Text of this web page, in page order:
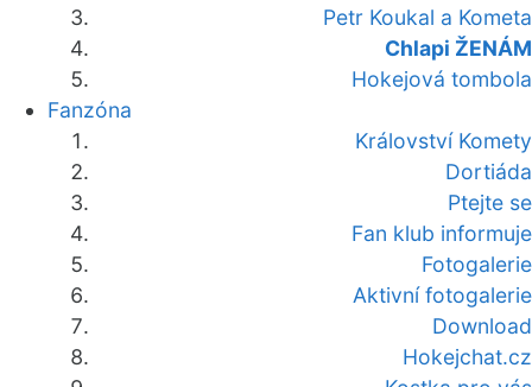
Petr Koukal a Kometa
Chlapi ŽENÁM
Hokejová tombola
Fanzóna
Království Komety
Dortiáda
Ptejte se
Fan klub informuje
Fotogalerie
Aktivní fotogalerie
Download
Hokejchat.cz